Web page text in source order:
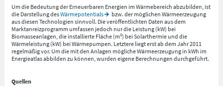
Um die Bedeutung der Erneuerbaren Energien im Wärmebereich abzubilden, ist
die Darstellung desWärmepotentials
bzw. der möglichen Wärmeerzeugung
aus diesen Technologien sinnvoll. Die veröffentlichten Daten aus dem
Marktanreizprogramm umfassen jedoch nur die Leistung (kW) bei
Biomasseanlagen, die installierte Fläche (m²) bei Solarthermie und die
Wärmeleistung (kW) bei Wärmepumpen. Letztere liegt erst ab dem Jahr 2011
regelmäßig vor. Um die mit den Anlagen mögliche Wärmeerzeugung in kWh im
Energieatlas abbilden zu können, wurden eigene Berechnungen durchgeführt.
Quellen